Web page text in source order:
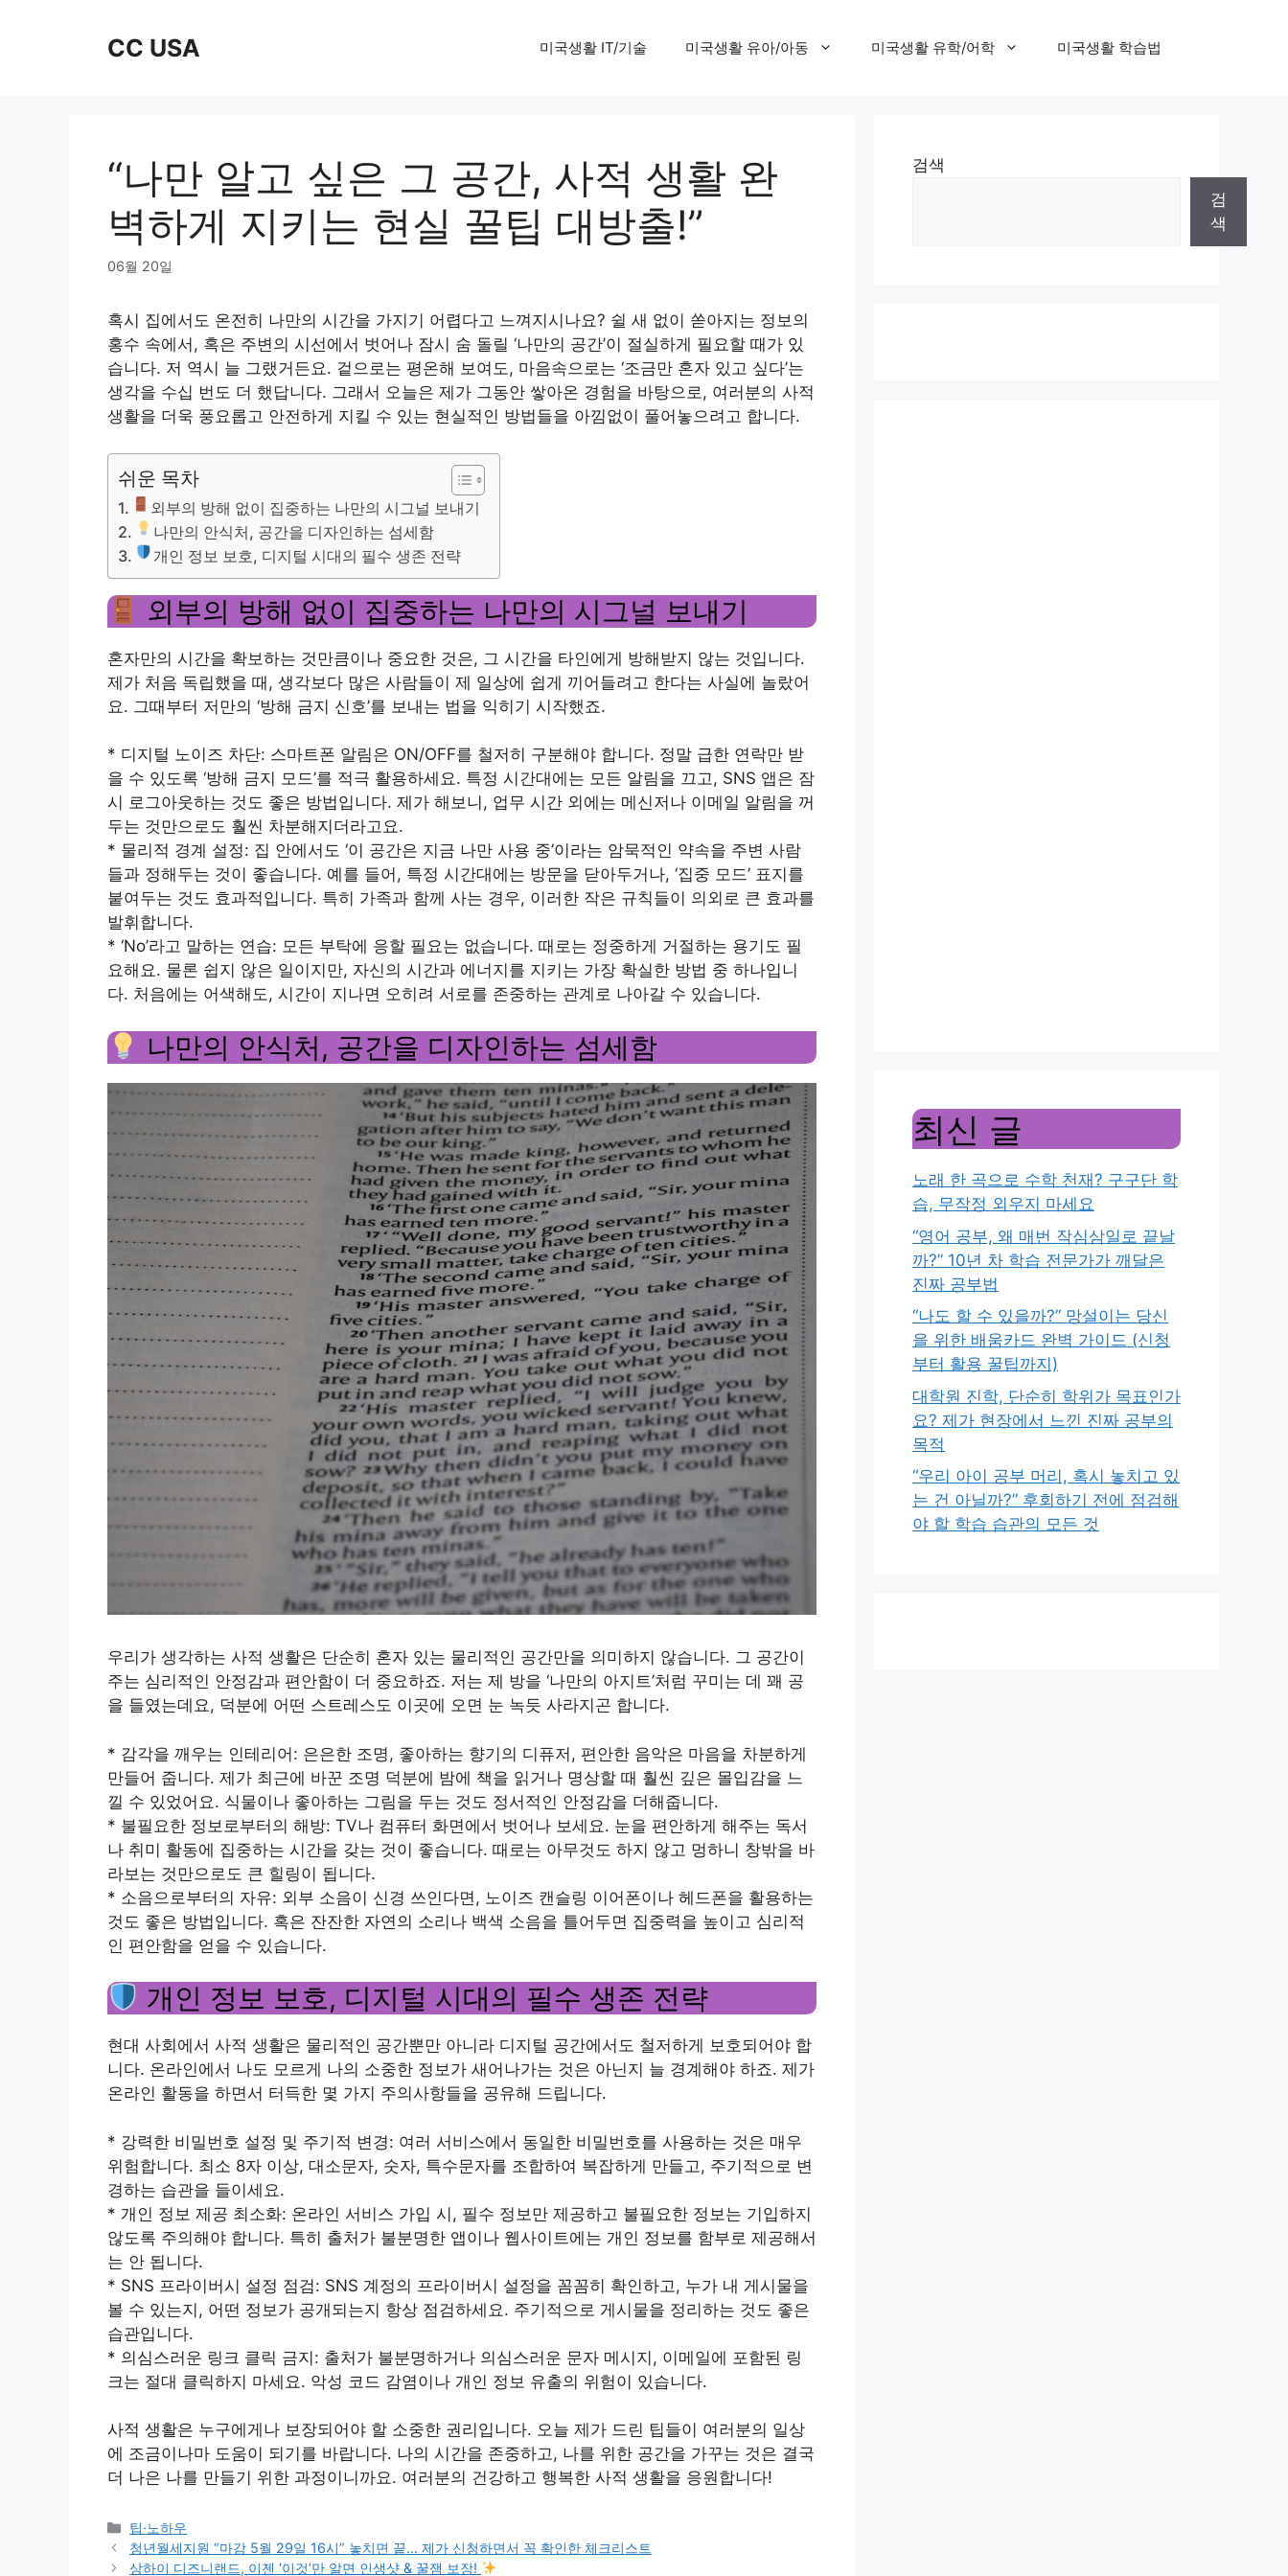
CC USA 미국생활 IT/기술 미국생활 유아/아동 미국생활 유학/어학 미국생활 학습법
“나만 알고 싶은 그 공간, 사적 생활 완
벽하게 지키는 현실 꿀팁 대방출!”
06월 20일
혹시 집에서도 온전히 나만의 시간을 가지기 어렵다고 느껴지시나요? 쉴 새 없이 쏟아지는 정보의
홍수 속에서, 혹은 주변의 시선에서 벗어나 잠시 숨 돌릴 ‘나만의 공간’이 절실하게 필요할 때가 있
습니다. 저 역시 늘 그랬거든요. 겉으로는 평온해 보여도, 마음속으로는 ‘조금만 혼자 있고 싶다’는
생각을 수십 번도 더 했답니다. 그래서 오늘은 제가 그동안 쌓아온 경험을 바탕으로, 여러분의 사적
생활을 더욱 풍요롭고 안전하게 지킬 수 있는 현실적인 방법들을 아낌없이 풀어놓으려고 합니다.
쉬운 목차
외부의 방해 없이 집중하는 나만의 시그널 보내기
나만의 안식처, 공간을 디자인하는 섬세함
개인 정보 보호, 디지털 시대의 필수 생존 전략
외부의 방해 없이 집중하는 나만의 시그널 보내기
혼자만의 시간을 확보하는 것만큼이나 중요한 것은, 그 시간을 타인에게 방해받지 않는 것입니다.
제가 처음 독립했을 때, 생각보다 많은 사람들이 제 일상에 쉽게 끼어들려고 한다는 사실에 놀랐어
요. 그때부터 저만의 ‘방해 금지 신호’를 보내는 법을 익히기 시작했죠.
* 디지털 노이즈 차단: 스마트폰 알림은 ON/OFF를 철저히 구분해야 합니다. 정말 급한 연락만 받
을 수 있도록 ‘방해 금지 모드’를 적극 활용하세요. 특정 시간대에는 모든 알림을 끄고, SNS 앱은 잠
시 로그아웃하는 것도 좋은 방법입니다. 제가 해보니, 업무 시간 외에는 메신저나 이메일 알림을 꺼
두는 것만으로도 훨씬 차분해지더라고요.
* 물리적 경계 설정: 집 안에서도 ‘이 공간은 지금 나만 사용 중’이라는 암묵적인 약속을 주변 사람
들과 정해두는 것이 좋습니다. 예를 들어, 특정 시간대에는 방문을 닫아두거나, ‘집중 모드’ 표지를
붙여두는 것도 효과적입니다. 특히 가족과 함께 사는 경우, 이러한 작은 규칙들이 의외로 큰 효과를
발휘합니다.
* ‘No’라고 말하는 연습: 모든 부탁에 응할 필요는 없습니다. 때로는 정중하게 거절하는 용기도 필
요해요. 물론 쉽지 않은 일이지만, 자신의 시간과 에너지를 지키는 가장 확실한 방법 중 하나입니
다. 처음에는 어색해도, 시간이 지나면 오히려 서로를 존중하는 관계로 나아갈 수 있습니다.
나만의 안식처, 공간을 디자인하는 섬세함
우리가 생각하는 사적 생활은 단순히 혼자 있는 물리적인 공간만을 의미하지 않습니다. 그 공간이
주는 심리적인 안정감과 편안함이 더 중요하죠. 저는 제 방을 ‘나만의 아지트’처럼 꾸미는 데 꽤 공
을 들였는데요, 덕분에 어떤 스트레스도 이곳에 오면 눈 녹듯 사라지곤 합니다.
* 감각을 깨우는 인테리어: 은은한 조명, 좋아하는 향기의 디퓨저, 편안한 음악은 마음을 차분하게
만들어 줍니다. 제가 최근에 바꾼 조명 덕분에 밤에 책을 읽거나 명상할 때 훨씬 깊은 몰입감을 느
낄 수 있었어요. 식물이나 좋아하는 그림을 두는 것도 정서적인 안정감을 더해줍니다.
* 불필요한 정보로부터의 해방: TV나 컴퓨터 화면에서 벗어나 보세요. 눈을 편안하게 해주는 독서
나 취미 활동에 집중하는 시간을 갖는 것이 좋습니다. 때로는 아무것도 하지 않고 멍하니 창밖을 바
라보는 것만으로도 큰 힐링이 됩니다.
* 소음으로부터의 자유: 외부 소음이 신경 쓰인다면, 노이즈 캔슬링 이어폰이나 헤드폰을 활용하는
것도 좋은 방법입니다. 혹은 잔잔한 자연의 소리나 백색 소음을 틀어두면 집중력을 높이고 심리적
인 편안함을 얻을 수 있습니다.
개인 정보 보호, 디지털 시대의 필수 생존 전략
현대 사회에서 사적 생활은 물리적인 공간뿐만 아니라 디지털 공간에서도 철저하게 보호되어야 합
니다. 온라인에서 나도 모르게 나의 소중한 정보가 새어나가는 것은 아닌지 늘 경계해야 하죠. 제가
온라인 활동을 하면서 터득한 몇 가지 주의사항들을 공유해 드립니다.
* 강력한 비밀번호 설정 및 주기적 변경: 여러 서비스에서 동일한 비밀번호를 사용하는 것은 매우
위험합니다. 최소 8자 이상, 대소문자, 숫자, 특수문자를 조합하여 복잡하게 만들고, 주기적으로 변
경하는 습관을 들이세요.
* 개인 정보 제공 최소화: 온라인 서비스 가입 시, 필수 정보만 제공하고 불필요한 정보는 기입하지
않도록 주의해야 합니다. 특히 출처가 불분명한 앱이나 웹사이트에는 개인 정보를 함부로 제공해서
는 안 됩니다.
* SNS 프라이버시 설정 점검: SNS 계정의 프라이버시 설정을 꼼꼼히 확인하고, 누가 내 게시물을
볼 수 있는지, 어떤 정보가 공개되는지 항상 점검하세요. 주기적으로 게시물을 정리하는 것도 좋은
습관입니다.
* 의심스러운 링크 클릭 금지: 출처가 불분명하거나 의심스러운 문자 메시지, 이메일에 포함된 링
크는 절대 클릭하지 마세요. 악성 코드 감염이나 개인 정보 유출의 위험이 있습니다.
사적 생활은 누구에게나 보장되어야 할 소중한 권리입니다. 오늘 제가 드린 팁들이 여러분의 일상
에 조금이나마 도움이 되기를 바랍니다. 나의 시간을 존중하고, 나를 위한 공간을 가꾸는 것은 결국
더 나은 나를 만들기 위한 과정이니까요. 여러분의 건강하고 행복한 사적 생활을 응원합니다!
Categories
팁·노하우
청년월세지원 “마감 5월 29일 16시” 놓치면 끝… 제가 신청하면서 꼭 확인한 체크리스트
상하이 디즈니랜드, 이젠 ‘이것’만 알면 인생샷 & 꿀잼 보장!
검색
검
색
최신 글
노래 한 곡으로 수학 천재? 구구단 학
습, 무작정 외우지 마세요
“영어 공부, 왜 매번 작심삼일로 끝날
까?” 10년 차 학습 전문가가 깨달은
진짜 공부법
“나도 할 수 있을까?” 망설이는 당신
을 위한 배움카드 완벽 가이드 (신청
부터 활용 꿀팁까지)
대학원 진학, 단순히 학위가 목표인가
요? 제가 현장에서 느낀 진짜 공부의
목적
“우리 아이 공부 머리, 혹시 놓치고 있
는 건 아닐까?” 후회하기 전에 점검해
야 할 학습 습관의 모든 것